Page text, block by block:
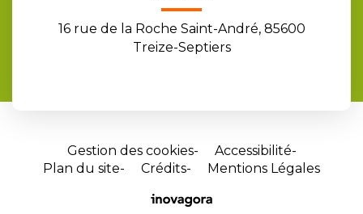
16 rue de la Roche Saint-André, 85600
Treize-Septiers
Gestion des cookies
Accessibilité
Plan du site
Crédits
Mentions Légales
Site